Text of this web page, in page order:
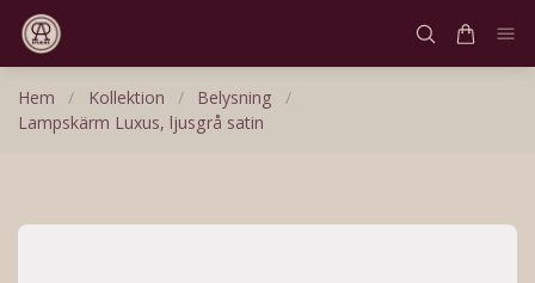
Hem / Kollektion / Belysning
/
Lampskärm Luxus, ljusgrå satin